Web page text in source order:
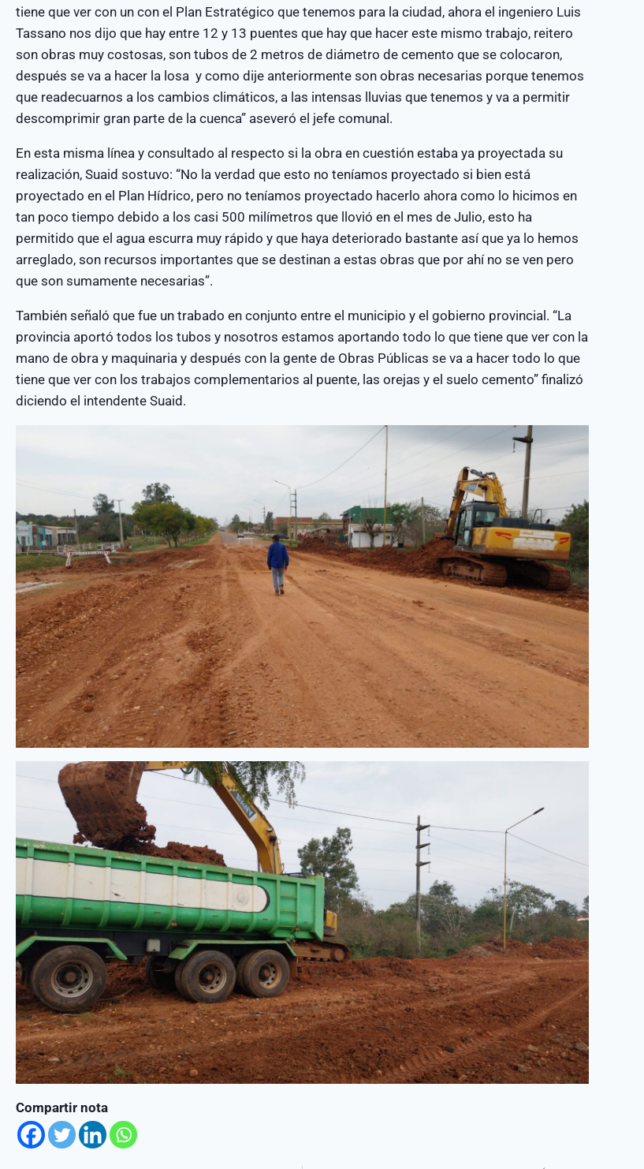
tiene que ver con un con el Plan Estratégico que tenemos para la ciudad, ahora el ingeniero Luis
Tassano nos dijo que hay entre 12 y 13 puentes que hay que hacer este mismo trabajo, reitero
son obras muy costosas, son tubos de 2 metros de diámetro de cemento que se colocaron,
después se va a hacer la losa y como dije anteriormente son obras necesarias porque tenemos
que readecuarnos a los cambios climáticos, a las intensas lluvias que tenemos y va a permitir
descomprimir gran parte de la cuenca” aseveró el jefe comunal.
En esta misma línea y consultado al respecto si la obra en cuestión estaba ya proyectada su
realización, Suaid sostuvo: “No la verdad que esto no teníamos proyectado si bien está
proyectado en el Plan Hídrico, pero no teníamos proyectado hacerlo ahora como lo hicimos en
tan poco tiempo debido a los casi 500 milímetros que llovió en el mes de Julio, esto ha
permitido que el agua escurra muy rápido y que haya deteriorado bastante así que ya lo hemos
arreglado, son recursos importantes que se destinan a estas obras que por ahí no se ven pero
que son sumamente necesarias”.
También señaló que fue un trabado en conjunto entre el municipio y el gobierno provincial. “La
provincia aportó todos los tubos y nosotros estamos aportando todo lo que tiene que ver con la
mano de obra y maquinaria y después con la gente de Obras Públicas se va a hacer todo lo que
tiene que ver con los trabajos complementarios al puente, las orejas y el suelo cemento” finalizó
diciendo el intendente Suaid.
Compartir nota